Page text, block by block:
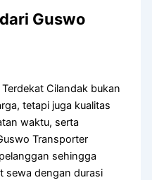
Guswo
Cilandak bukan
tetapi juga kualitas
waktu, serta
Transporter
sehingga
sewa dengan durasi